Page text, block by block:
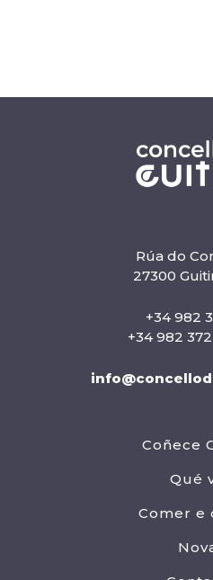
Rúa do
27300
+34 982
+34 982 372
Coñece
Qué
Comer e